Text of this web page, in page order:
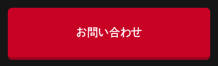
お問い合わせ